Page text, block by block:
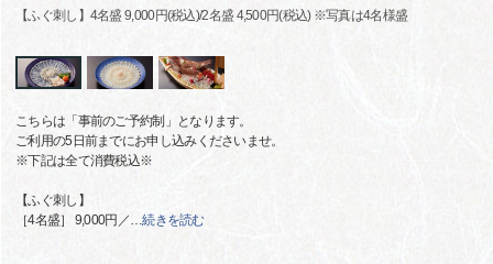
【ふぐ刺し】4名盛 9,000円(税込)/2名盛 4,500円(税込) ※写真は4名様盛
こちらは「事前のご予約制」となります。
ご利用の5日前までにお申し込みくださいませ。
※下記は全て消費税込※
【ふぐ刺し】
［4名盛］ 9,000円／…続きを読む